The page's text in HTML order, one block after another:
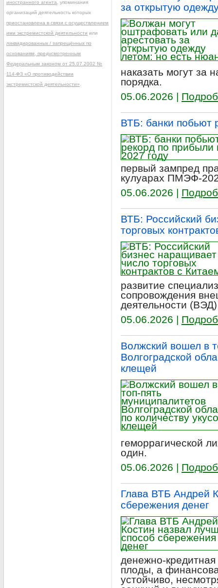
за открытую
наказать могут за
порядка.
05.06.2026 |
ВТБ: банки побьют
первый зампред
кулуарах ПМЭФ-
05.06.2026 |
ВТБ: Российский
торговых
развитие
сопровождения
деятельности
05.06.2026 |
Волжский вошел в
Волгоградской
клещей
геморрагической
один.
05.06.2026 |
Глава ВТБ Андрей
сбережения денег
денежно-
плоды, а
устойчиво,
иностранного агента , упоминания
организаций деятельность которых
приостановлена в связи с осуществлением
ими экстремистской деятельности или
ликвидированных / запрещённых по
основаниям, предусмотренным
Федеральным законом от 25.07.2002 №
114-ФЗ «О противодействии
экстремистской деятельности»